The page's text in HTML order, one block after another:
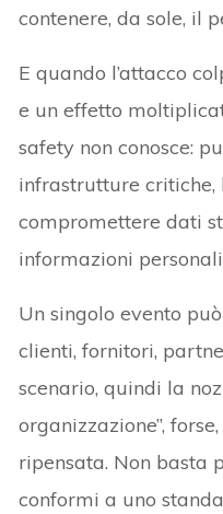
contenere, da sole, il
E quando l’attacco
e un effetto
safety non conosce:
infrastrutture critiche,
compromettere dati
informazioni
Un singolo evento
clienti, fornitori,
scenario, quindi la
organizzazione”,
ripensata. Non basta
conformi a uno